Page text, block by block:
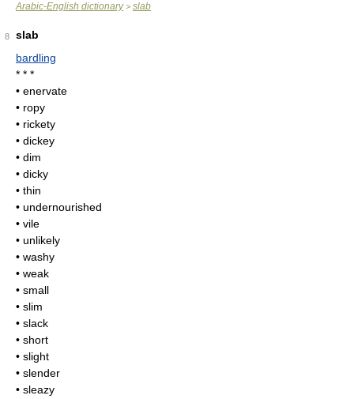
Arabic-English dictionary> slab
8
slab
bardling
* * *
• enervate
• ropy
• rickety
• dickey
• dim
• dicky
• thin
• undernourished
• vile
• unlikely
• washy
• weak
• small
• slim
• slack
• short
• slight
• slender
• sleazy